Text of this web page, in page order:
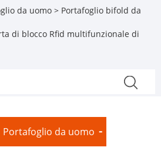
da uomo > Portafoglio bifold da
di blocco Rfid multifunzionale di
Portafoglio da uomo